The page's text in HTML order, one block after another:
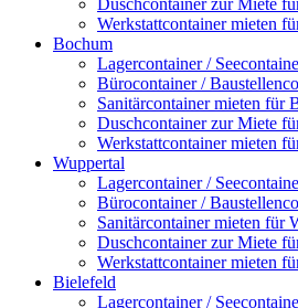
Werkstattcontainer mieten
Bochum
Lagercontainer /
Bürocontainer /
Sanitärcontainer mieten für
Duschcontainer zur Miete
Werkstattcontainer mieten
Wuppertal
Lagercontainer /
Bürocontainer /
Sanitärcontainer mieten für
Duschcontainer zur Miete
Werkstattcontainer mieten
Bielefeld
Lagercontainer /